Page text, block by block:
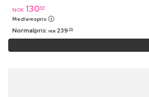
NOK 13095
Medlemspris
Normalpris: NOK 239 95